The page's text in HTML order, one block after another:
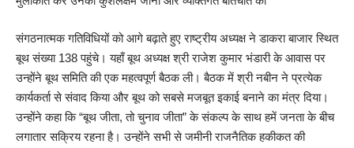
संगठनात्मक गतिविधियों को आगे बढ़ाते हुए राष्ट्रीय अध्यक्ष ने डाकरा बाजार स्थित
बूथ संख्या 138 पहुंचे। यहाँ बूथ अध्यक्ष श्री राजेश कुमार भंडारी के आवास पर
उन्होंने बूथ समिति की एक महत्वपूर्ण बैठक ली। बैठक में श्री नबीन ने प्रत्येक
कार्यकर्ता से संवाद किया और बूथ को सबसे मजबूत इकाई बनाने का मंत्र दिया।
उन्होंने कहा कि “बूथ जीता, तो चुनाव जीता” के संकल्प के साथ हमें जनता के बीच
लगातार सक्रिय रहना है। उन्होंने सभी से जमीनी राजनैतिक हकीकत की